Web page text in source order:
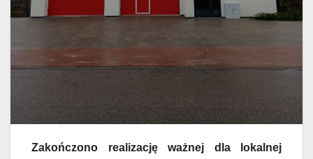
Zakończono realizację ważnej dla lokalnej